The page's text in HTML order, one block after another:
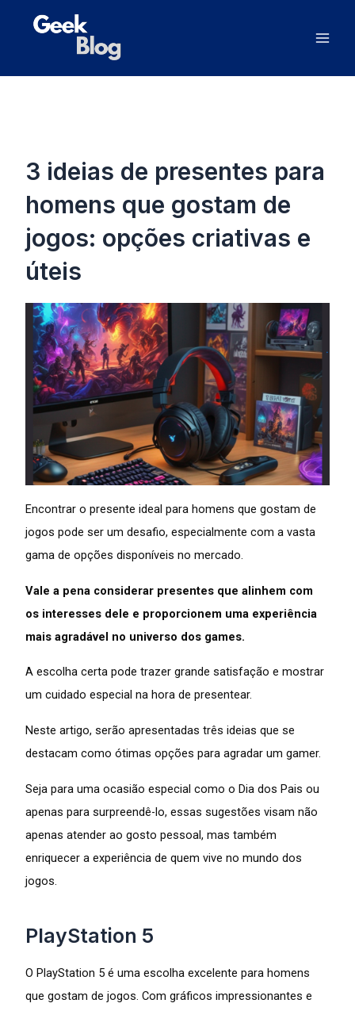
conteúdo
3 ideias de presentes para
homens que gostam de
jogos: opções criativas e
úteis
Encontrar o presente ideal para homens que gostam de
jogos pode ser um desafio, especialmente com a vasta
gama de opções disponíveis no mercado.
Vale a pena considerar presentes que alinhem com
os interesses dele e proporcionem uma experiência
mais agradável no universo dos games.
A escolha certa pode trazer grande satisfação e mostrar
um cuidado especial na hora de presentear.
Neste artigo, serão apresentadas três ideias que se
destacam como ótimas opções para agradar um gamer.
Seja para uma ocasião especial como o Dia dos Pais ou
apenas para surpreendê-lo, essas sugestões visam não
apenas atender ao gosto pessoal, mas também
enriquecer a experiência de quem vive no mundo dos
jogos.
PlayStation 5
O PlayStation 5 é uma escolha excelente para homens
que gostam de jogos. Com gráficos impressionantes e